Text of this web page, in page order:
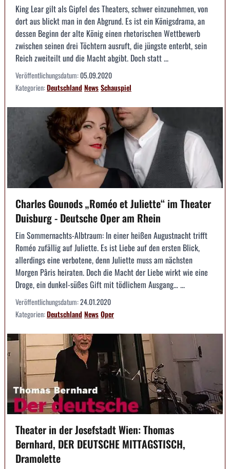
King Lear gilt als Gipfel des Theaters, schwer einzunehmen, von
dort aus blickt man in den Abgrund. Es ist ein Königsdrama, an
dessen Beginn der alte König einen rhetorischen Wettbewerb
zwischen seinen drei Töchtern ausruft, die jüngste enterbt, sein
Reich zweiteilt und die Macht abgibt. Doch statt ...
Veröffentlichungsdatum:05.09.2020
Kategorien:DeutschlandNewsSchauspiel
Charles Gounods „Roméo et Juliette“ im Theater
Duisburg - Deutsche Oper am Rhein
Ein Sommernachts-Albtraum: In einer heißen Augustnacht trifft
Roméo zufällig auf Juliette. Es ist Liebe auf den ersten Blick,
allerdings eine verbotene, denn Juliette muss am nächsten
Morgen Pâris heiraten. Doch die Macht der Liebe wirkt wie eine
Droge, ein dunkel-süßes Gift mit tödlichem Ausgang… ...
Veröffentlichungsdatum:24.01.2020
Kategorien:DeutschlandNewsOper
Theater in der Josefstadt Wien: Thomas
Bernhard, DER DEUTSCHE MITTAGSTISCH,
Dramolette